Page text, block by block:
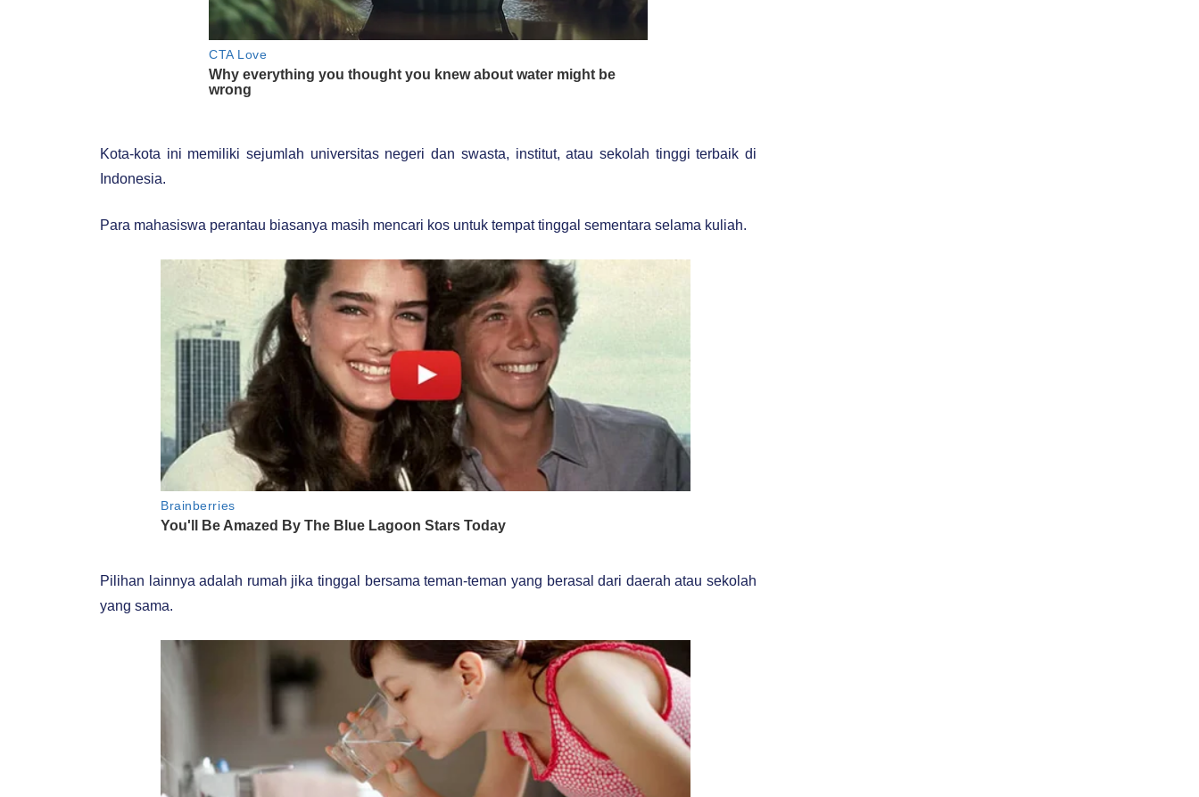
Kota-kota ini memiliki sejumlah universitas negeri dan swasta, institut, atau sekolah tinggi terbaik di
Indonesia.
Para mahasiswa perantau biasanya masih mencari kos untuk tempat tinggal sementara selama kuliah.
Pilihan lainnya adalah rumah jika tinggal bersama teman-teman yang berasal dari daerah atau sekolah
yang sama.